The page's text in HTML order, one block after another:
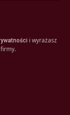
i wyrażasz